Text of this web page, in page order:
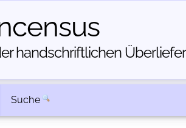
handschriftlichen
Suche